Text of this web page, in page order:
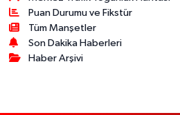
Puan Durumu ve Fikstür
Tüm Manşetler
Son Dakika Haberleri
Haber Arşivi